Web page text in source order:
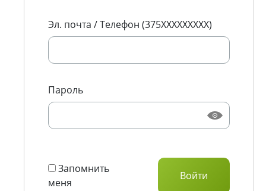
Эл. почта / Телефон (375XXXXXXXXX)
Пароль
Запомнить
меня